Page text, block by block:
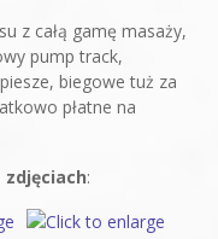
z całą gamę masaży,
pump track,
biegowe tuż za
płatne na
zdjęciach: